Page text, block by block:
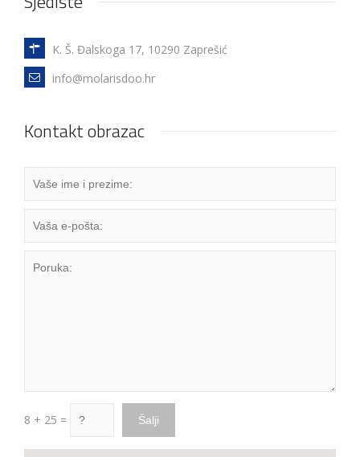
K. Š. Đalskoga 17, 10290 Zaprešić
info@molarisdoo.hr
Kontakt obrazac
8 + 25 =